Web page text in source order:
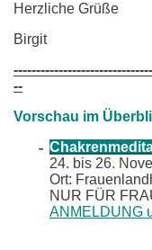
Herzliche Grüße
Birgit
--
Vorschau im
24. bis 26.
Ort:
NUR FÜR
ANMELDUNG